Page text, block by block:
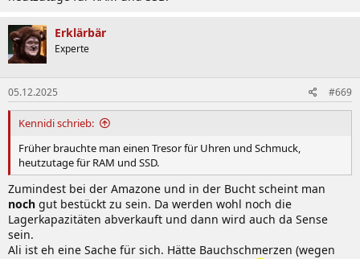
Erklärbär
Experte
05.12.2025 #669
Kennidi schrieb:
Früher brauchte man einen Tresor für Uhren und Schmuck,
heutzutage für RAM und SSD.
Zumindest bei der Amazone und in der Bucht scheint man
noch gut bestückt zu sein. Da werden wohl noch die
Lagerkapazitäten abverkauft und dann wird auch da Sense
sein.
Ali ist eh eine Sache für sich. Hätte Bauchschmerzen (wegen